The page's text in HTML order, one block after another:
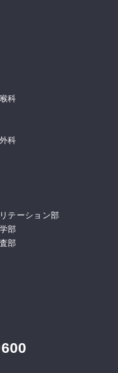
科
科
テーション部
部
部